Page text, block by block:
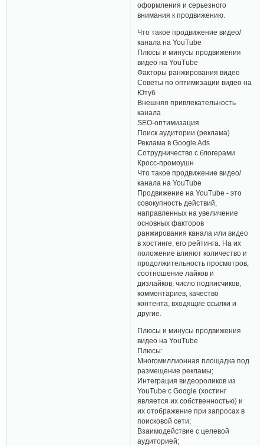
оформления и серьезного
внимания к продвижению.
Что такое продвижение видео/
канала на YouTube
Плюсы и минусы продвижения
видео на YouTube
Факторы ранжирования видео
Советы по оптимизации видео на
Ютуб
Внешняя привлекательность
канала
SEO-оптимизация
Поиск аудитории (реклама)
Реклама в Google Ads
Сотрудничество с блогерами
Кросс-промоушн
Что такое продвижение видео/
канала на YouTube
Продвижение на YouTube - это
совокупность действий,
направленных на увеличение
основных факторов
ранжирования канала или видео
в хостинге, его рейтинга. На их
положение влияют количество и
продолжительность просмотров,
соотношение лайков и
дизлайков, число подписчиков,
комментариев, качество
контента, входящие ссылки и
другие.
Плюсы и минусы продвижения
видео на YouTube
Плюсы:
Многомиллионная площадка под
размещение рекламы;
Интеграция видеороликов из
YouTube с Google (хостинг
является их собственностью) и
их отображение при запросах в
поисковой сети;
Взаимодействие с целевой
аудиторией;